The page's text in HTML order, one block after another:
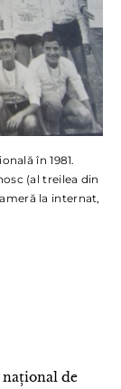
în 1981.
(al treilea din
la internat,
național de